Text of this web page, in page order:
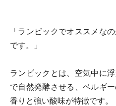
「ランビックでオススメな
です。」
ランビックとは、空気中に
で自然発酵させる、ベルギ
香りと強い酸味が特徴です。